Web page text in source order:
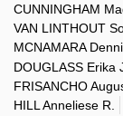
CUNNINGHAM
VAN LINTHOUT
MCNAMARA
DOUGLASS Erika
FRISANCHO
HILL Anneliese R.